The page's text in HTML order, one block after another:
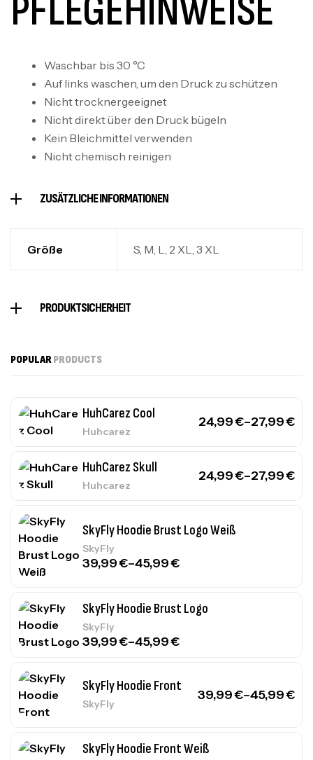
PFLEGEHINWEISE
Waschbar bis 30 °C
Auf links waschen, um den Druck zu schützen
Nicht trocknergeeignet
Nicht direkt über den Druck bügeln
Kein Bleichmittel verwenden
Nicht chemisch reinigen
ZUSÄTZLICHE INFORMATIONEN
Größe S, M, L, 2 XL, 3 XL
PRODUKTSICHERHEIT
POPULARPRODUCTS
HuhCarez Cool
Huhcarez
24,99€–27,99€
HuhCarez Skull
Huhcarez
24,99€–27,99€
SkyFly Hoodie Brust Logo Weiß
SkyFly
39,99€–45,99€
SkyFly Hoodie Brust Logo
SkyFly
39,99€–45,99€
SkyFly Hoodie Front
SkyFly
39,99€–45,99€
SkyFly Hoodie Front Weiß